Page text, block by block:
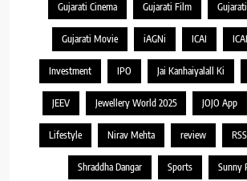
Gujarati Cinema Gujarati Film
Gujarati Movie iAGNi ICAI
Investment IPO Jai Kanhaiyalall Ki
JEEV Jewellery World 2025 JOJO App
Lifestyle Nirav Mehta review RSS
Shraddha Dangar Sports Sunny